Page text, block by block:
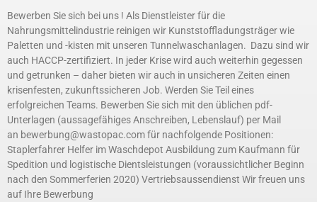
Bewerben Sie sich bei uns ! Als Dienstleister für die
Nahrungsmittelindustrie reinigen wir Kunststoffladungsträger wie
Paletten und -kisten mit unseren Tunnelwaschanlagen. Dazu sind wir
auch HACCP-zertifiziert. In jeder Krise wird auch weiterhin gegessen
und getrunken – daher bieten wir auch in unsicheren Zeiten einen
krisenfesten, zukunftssicheren Job. Werden Sie Teil eines
erfolgreichen Teams. Bewerben Sie sich mit den üblichen pdf-
Unterlagen (aussagefähiges Anschreiben, Lebenslauf) per Mail
an bewerbung@wastopac.com für nachfolgende Positionen:
Staplerfahrer Helfer im Waschdepot Ausbildung zum Kaufmann für
Spedition und logistische Dientsleistungen (voraussichtlicher Beginn
nach den Sommerferien 2020) Vertriebsaussendienst Wir freuen uns
auf Ihre Bewerbung